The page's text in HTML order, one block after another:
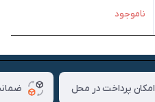
ناموجود
امکان پرداخت در محل